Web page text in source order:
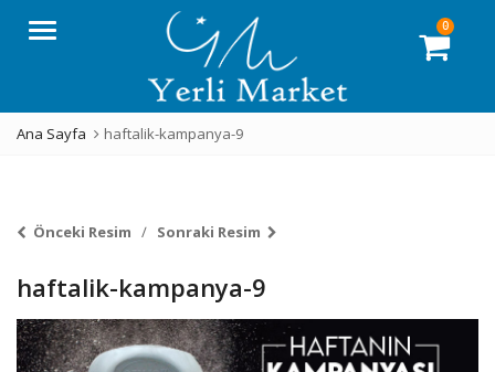
Menü 0
Ana Sayfa haftalik-kampanya-9
Önceki Resim Sonraki Resim
haftalik-kampanya-9